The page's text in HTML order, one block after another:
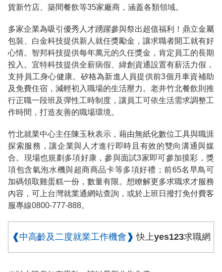
貨新竹店、築間餐飲等35家廠商，涵蓋各類領域。
多家企業為吸引優秀人才踴躍參與祭出超值福利！鼎立金屬
包裝、白金科技提供新人就任獎勵金，讓求職者開工就有好
心情。智邦科技提供每年萬元的久任獎金，肯定員工的長期
投入。宜特科技提供全薪病假、緯創資通設置有薪活力假，
支持員工身心健康。矽格為新進人員提供前3個月車資補助
及免費住宿，減輕初入職場的生活壓力。老井竹北餐飲則推
行正職一段班及彈性工時制度，讓員工可依生活需求調整工
作時間，打造友善的職場環境。
竹北就業中心主任陳玉秋表示，藉由無紙化數位工具與職涯
探索服務，讓企業與人才進行即時且有效的雙向溝通與媒
合。現場也規劃多項好康，參與面試3家即可參加摸彩，獎
項包含氣泡水機與超商商品卡等多項好禮；前65名早鳥可
加碼領取雞蛋糕一份，數量有限。想瞭解更多求職求才服務
內容，可上台灣就業通網站查詢，或於上班日撥打免付費客
服專線0800-777-888。
❰中高齡及二度就業工作機會❱ 快上yes123求職網